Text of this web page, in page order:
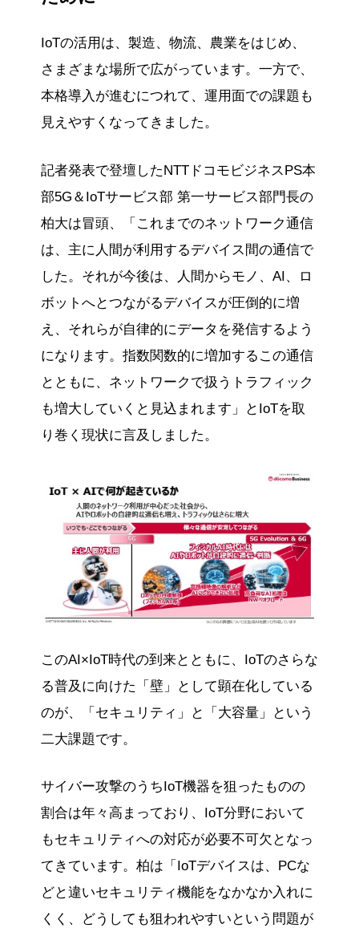
IoTの活用は、製造、物流、農業をはじめ、
さまざまな場所で広がっています。一方で、
本格導入が進むにつれて、運用面での課題も
見えやすくなってきました。
記者発表で登壇したNTTドコモビジネスPS本
部5G＆IoTサービス部 第一サービス部門長の
柏大は冒頭、「これまでのネットワーク通信
は、主に人間が利用するデバイス間の通信で
した。それが今後は、人間からモノ、AI、ロ
ボットへとつながるデバイスが圧倒的に増
え、それらが自律的にデータを発信するよう
になります。指数関数的に増加するこの通信
とともに、ネットワークで扱うトラフィック
も増大していくと見込まれます」とIoTを取
り巻く現状に言及しました。
このAI×IoT時代の到来とともに、IoTのさらな
る普及に向けた「壁」として顕在化している
のが、「セキュリティ」と「大容量」という
二大課題です。
サイバー攻撃のうちIoT機器を狙ったものの
割合は年々高まっており、IoT分野において
もセキュリティへの対応が必要不可欠となっ
てきています。柏は「IoTデバイスは、PCな
どと違いセキュリティ機能をなかなか入れに
くく、どうしても狙われやすいという問題が